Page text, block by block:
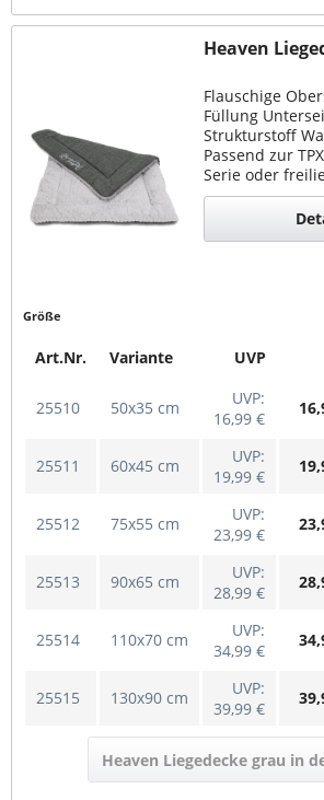
Heaven
Flauschige
Füllung
Strukturstoff
Passend zur
Serie oder
Auto
Größe
Art.Nr. Variante UVP
25510 50x35 cm
UVP:
16,99 €
25511 60x45 cm
UVP:
19,99 €
25512 75x55 cm
UVP:
23,99 €
25513 90x65 cm
UVP:
28,99 €
25514 110x70 cm
UVP:
34,99 €
25515 130x90 cm
UVP:
39,99 €
Heaven Liegedecke grau in